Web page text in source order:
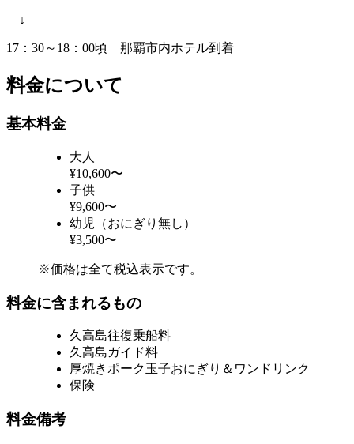
↓
17：30～18：00頃 那覇市内ホテル到着
料金について
基本料金
大人
¥10,600〜
子供
¥9,600〜
幼児（おにぎり無し）
¥3,500〜
※価格は全て税込表示です。
料金に含まれるもの
久高島往復乗船料
久高島ガイド料
厚焼きポーク玉子おにぎり＆ワンドリンク
保険
料金備考